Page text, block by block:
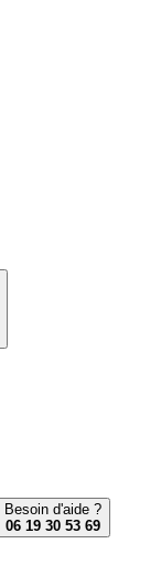
Besoin d'aide ?
06 19 30 53 69